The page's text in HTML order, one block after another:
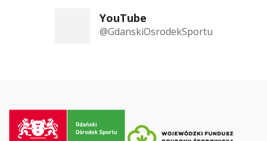
YouTube
@GdanskiOsrodekSportu
do